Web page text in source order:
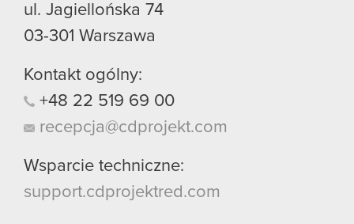
ul. Jagiellońska 74
03-301 Warszawa
Kontakt ogólny:
+48 22 519 69 00
recepcja@cdprojekt.com
Wsparcie techniczne:
support.cdprojektred.com